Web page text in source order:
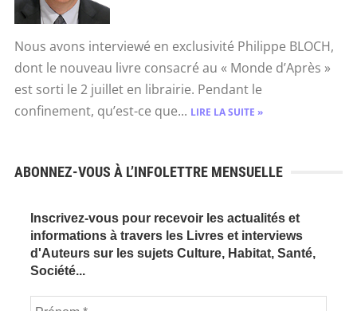
Nous avons interviewé en exclusivité Philippe BLOCH,
dont le nouveau livre consacré au « Monde d’Après »
est sorti le 2 juillet en librairie. Pendant le
confinement, qu’est-ce que... LIRE LA SUITE »
ABONNEZ-VOUS À L’INFOLETTRE MENSUELLE
Inscrivez-vous pour recevoir les actualités et
informations à travers les Livres et interviews
d'Auteurs sur les sujets Culture, Habitat, Santé,
Société...